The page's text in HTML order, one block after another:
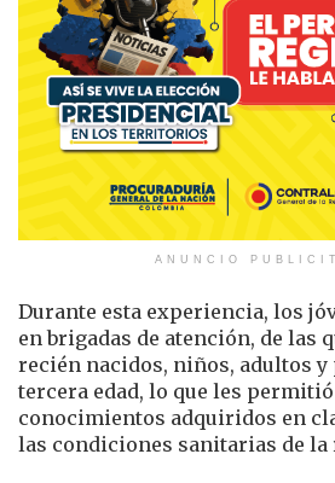
ANUNCIO
Durante esta experiencia, los
en brigadas de atención, de las
recién nacidos, niños, adultos y
tercera edad, lo que les
conocimientos adquiridos en
las condiciones sanitarias de la